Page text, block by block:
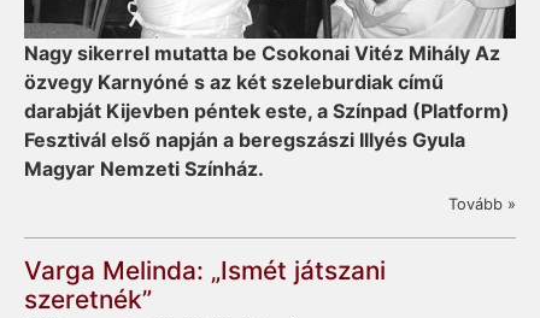
Nagy sikerrel mutatta be Csokonai Vitéz Mihály Az
özvegy Karnyóné s az két szeleburdiak című
darabját Kijevben péntek este, a Színpad (Platform)
Fesztivál első napján a beregszászi Illyés Gyula
Magyar Nemzeti Színház.
Tovább »
Varga Melinda: „Ismét játszani
szeretnék”